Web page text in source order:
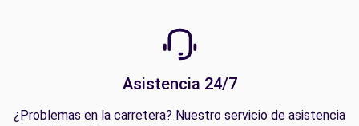
Asistencia 24/7
¿Problemas en la carretera? Nuestro servicio de asistencia